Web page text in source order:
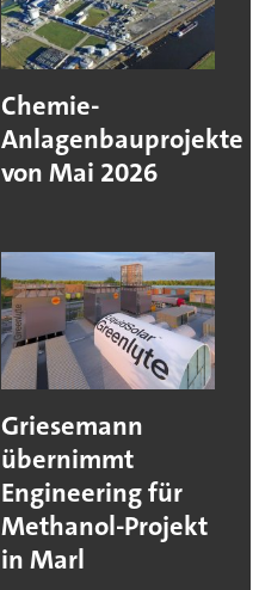
Chemie-
Anlagenbauprojekte
von Mai 2026
Griesemann
übernimmt
Engineering für
Methanol-Projekt
in Marl